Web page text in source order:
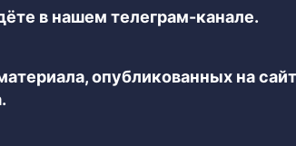
в нашем телеграм-канале.
опубликованных на